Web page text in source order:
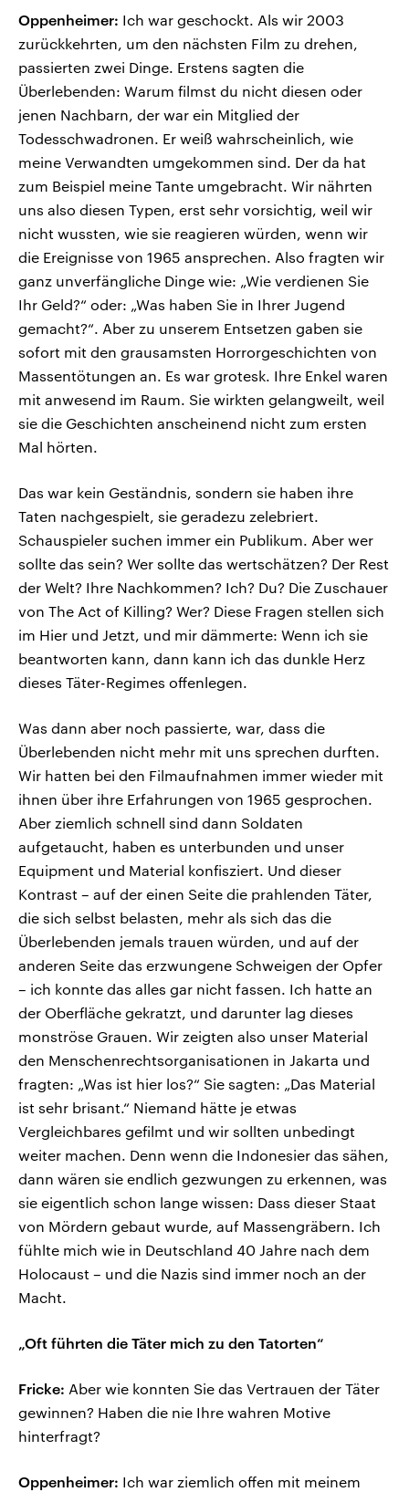
Oppenheimer: Ich war geschockt. Als wir 2003
zurückkehrten, um den nächsten Film zu drehen,
passierten zwei Dinge. Erstens sagten die
Überlebenden: Warum filmst du nicht diesen oder
jenen Nachbarn, der war ein Mitglied der
Todesschwadronen. Er weiß wahrscheinlich, wie
meine Verwandten umgekommen sind. Der da hat
zum Beispiel meine Tante umgebracht. Wir nährten
uns also diesen Typen, erst sehr vorsichtig, weil wir
nicht wussten, wie sie reagieren würden, wenn wir
die Ereignisse von 1965 ansprechen. Also fragten wir
ganz unverfängliche Dinge wie: „Wie verdienen Sie
Ihr Geld?“ oder: „Was haben Sie in Ihrer Jugend
gemacht?“. Aber zu unserem Entsetzen gaben sie
sofort mit den grausamsten Horrorgeschichten von
Massentötungen an. Es war grotesk. Ihre Enkel waren
mit anwesend im Raum. Sie wirkten gelangweilt, weil
sie die Geschichten anscheinend nicht zum ersten
Mal hörten.
Das war kein Geständnis, sondern sie haben ihre
Taten nachgespielt, sie geradezu zelebriert.
Schauspieler suchen immer ein Publikum. Aber wer
sollte das sein? Wer sollte das wertschätzen? Der Rest
der Welt? Ihre Nachkommen? Ich? Du? Die Zuschauer
von The Act of Killing? Wer? Diese Fragen stellen sich
im Hier und Jetzt, und mir dämmerte: Wenn ich sie
beantworten kann, dann kann ich das dunkle Herz
dieses Täter-Regimes offenlegen.
Was dann aber noch passierte, war, dass die
Überlebenden nicht mehr mit uns sprechen durften.
Wir hatten bei den Filmaufnahmen immer wieder mit
ihnen über ihre Erfahrungen von 1965 gesprochen.
Aber ziemlich schnell sind dann Soldaten
aufgetaucht, haben es unterbunden und unser
Equipment und Material konfisziert. Und dieser
Kontrast – auf der einen Seite die prahlenden Täter,
die sich selbst belasten, mehr als sich das die
Überlebenden jemals trauen würden, und auf der
anderen Seite das erzwungene Schweigen der Opfer
– ich konnte das alles gar nicht fassen. Ich hatte an
der Oberfläche gekratzt, und darunter lag dieses
monströse Grauen. Wir zeigten also unser Material
den Menschenrechtsorganisationen in Jakarta und
fragten: „Was ist hier los?“ Sie sagten: „Das Material
ist sehr brisant.“ Niemand hätte je etwas
Vergleichbares gefilmt und wir sollten unbedingt
weiter machen. Denn wenn die Indonesier das sähen,
dann wären sie endlich gezwungen zu erkennen, was
sie eigentlich schon lange wissen: Dass dieser Staat
von Mördern gebaut wurde, auf Massengräbern. Ich
fühlte mich wie in Deutschland 40 Jahre nach dem
Holocaust – und die Nazis sind immer noch an der
Macht.
„Oft führten die Täter mich zu den Tatorten“
Fricke: Aber wie konnten Sie das Vertrauen der Täter
gewinnen? Haben die nie Ihre wahren Motive
hinterfragt?
Oppenheimer: Ich war ziemlich offen mit meinem